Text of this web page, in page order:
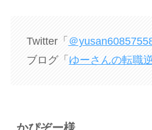
Twitter「 ＠
ブログ「 ゆーさんの転職